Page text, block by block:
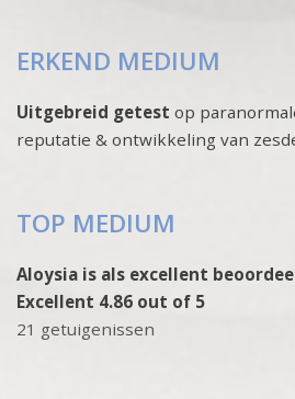
ERKEND MEDIUM
Uitgebreid getest op
reputatie & ontwikkeling van
TOP MEDIUM
Aloysia is als excellent
Excellent 4.86 out of 5
21 getuigenissen